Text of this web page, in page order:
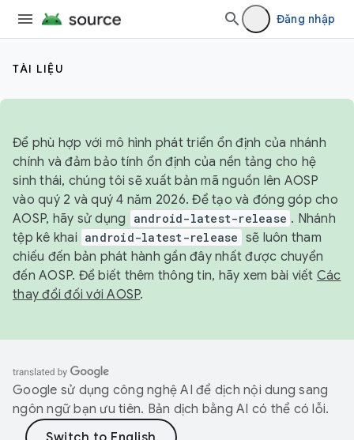
Đăng nhập
TÀI LIỆU
Để phù hợp với mô hình phát triển ổn định của nhánh
chính và đảm bảo tính ổn định của nền tảng cho hệ
sinh thái, chúng tôi sẽ xuất bản mã nguồn lên AOSP
vào quý 2 và quý 4 năm 2026. Để tạo và đóng góp cho
AOSP, hãy sử dụng
android-latest-release . Nhánh
tệp kê khai android-latest-release sẽ luôn tham
chiếu đến bản phát hành gần đây nhất được chuyển
đến AOSP. Để biết thêm thông tin, hãy xem bài viết Các
thay đổi đối với AOSP.
Google sử dụng công nghệ AI để dịch nội dung sang
ngôn ngữ bạn ưu tiên. Bản dịch bằng AI có thể có lỗi.